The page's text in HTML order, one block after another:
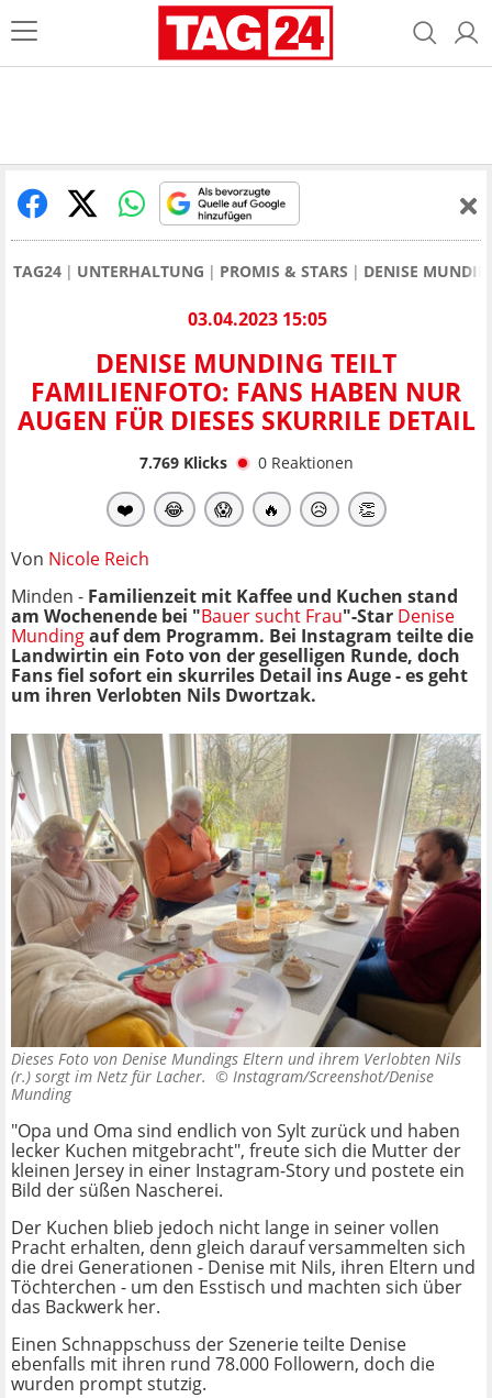
TAG24 UNTERHALTUNG PROMIS & STARS DENISE
03.04.2023 15:05
DENISE MUNDING TEILT
FAMILIENFOTO: FANS HABEN NUR
AUGEN FÜR DIESES SKURRILE DETAIL
7.769Klicks 0 Reaktionen
❤️ 😂 😱 🔥 😥 👏
Von Nicole Reich
Minden - Familienzeit mit Kaffee und Kuchen stand
am Wochenende bei "Bauer sucht Frau"-Star Denise
Mundingauf dem Programm. Bei Instagram teilte die
Landwirtin ein Foto von der geselligen Runde, doch
Fans fiel sofort ein skurriles Detail ins Auge - es geht
um ihren Verlobten Nils Dwortzak.
Dieses Foto von Denise Mundings Eltern und ihrem Verlobten Nils
(r.) sorgt im Netz für Lacher. © Instagram/Screenshot/Denise
Munding
"Opa und Oma sind endlich von Sylt zurück und haben
lecker Kuchen mitgebracht", freute sich die Mutter der
kleinen Jersey in einer Instagram-Story und postete ein
Bild der süßen Nascherei.
Der Kuchen blieb jedoch nicht lange in seiner vollen
Pracht erhalten, denn gleich darauf versammelten sich
die drei Generationen - Denise mit Nils, ihren Eltern und
Töchterchen - um den Esstisch und machten sich über
das Backwerk her.
Einen Schnappschuss der Szenerie teilte Denise
ebenfalls mit ihren rund 78.000 Followern, doch die
wurden prompt stutzig.